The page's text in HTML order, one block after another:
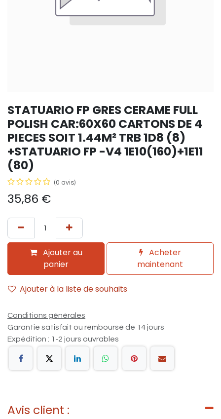
STATUARIO FP GRES CERAME FULL
POLISH CAR:60X60 CARTONS DE 4
PIECES SOIT 1.44M² TRB 1D8 (8)
+STATUARIO FP -V4 1E10(160)+1E11
(80)
(0 avis)
35,86 €
Ajouter au
panier
Acheter
maintenant
Ajouter à la liste de souhaits
Conditions générales
Garantie satisfait ou remboursé de 14 jours
Expédition : 1-2 jours ouvrables
Avis client :